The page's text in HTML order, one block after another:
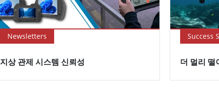
Newsletters
지상 관제 시스템 신뢰성
Success
더 멀리 떨